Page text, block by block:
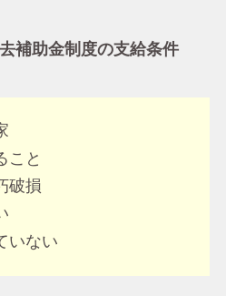
補助金制度の支給条件
こと
破損
いない